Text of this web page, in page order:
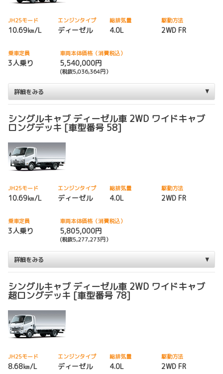
JH25モード
10.69㎞/L
エンジンタイプ
ディーゼル
総排気量
4.0L
駆動方法
2WD FR
乗車定員
3人乗り
車両本体価格（消費税込）
5,540,000円
(税抜5,036,364円）
詳細をみる
シングルキャブ ディーゼル車 2WD ワイドキャブ
ロングデッキ [車型番号 58]
JH25モード
10.69㎞/L
エンジンタイプ
ディーゼル
総排気量
4.0L
駆動方法
2WD FR
乗車定員
3人乗り
車両本体価格（消費税込）
5,805,000円
(税抜5,277,273円）
詳細をみる
シングルキャブ ディーゼル車 2WD ワイドキャブ
超ロングデッキ [車型番号 78]
JH25モード
8.68㎞/L
エンジンタイプ
ディーゼル
総排気量
4.0L
駆動方法
2WD FR